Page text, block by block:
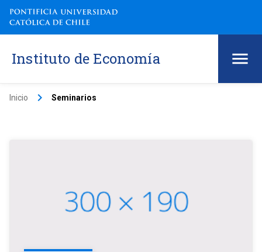
Instituto de Economía
Inicio keyboard_arrow_right Seminarios